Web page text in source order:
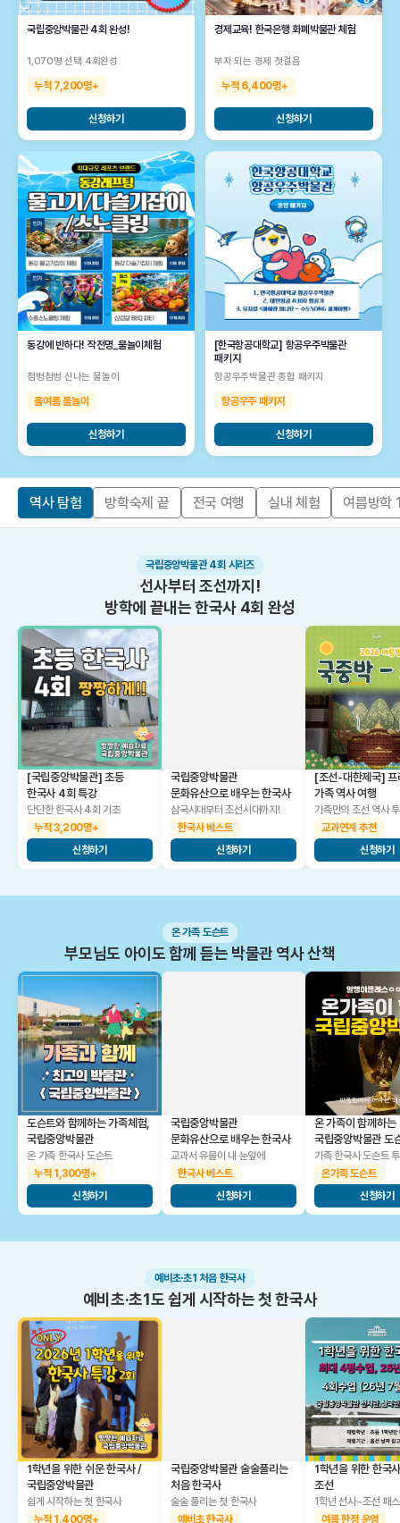
국립중앙박물관 4회 완성!
1,070명 선택 4회완성
누적 7,200명+
신청하기
경제교육! 한국은행 화폐박물관 체험
부자 되는 경제 첫걸음
누적 6,400명+
신청하기
동강에 반하다! 작전명_물놀이체험
첨벙첨벙 신나는 물놀이
올여름 물놀이
신청하기
[한국항공대학교] 항공우주박물관
패키지
항공우주박물관 종합 패키지
항공우주 패키지
신청하기
역사 탐험 방학숙제 끝 전국 여행 실내 체험 여름방학
국립중앙박물관 4회 시리즈
선사부터 조선까지!
방학에 끝내는 한국사 4회 완성
[국립중앙박물관] 초등
한국사 4회 특강
단단한 한국사 4회 기초
누적 3,200명+
신청하기
국립중앙박물관
문화유산으로 배우는 한국사
삼국시대부터 조선시대까지!
한국사 베스트
신청하기
[조선-대한제국] 프
가족 역사 여행
가족만의 조선 역사
교과연계 추천
신청하기
온 가족 도슨트
부모님도 아이도 함께 듣는 박물관 역사 산책
도슨트와 함께하는 가족체험,
국립중앙박물관
온 가족 한국사 도슨트
누적 1,300명+
신청하기
국립중앙박물관
문화유산으로 배우는 한국사
교과서 유물이 내 눈앞에
한국사 베스트
신청하기
온 가족이 함께하는
국립중앙박물관 도
가족 한국사 도슨트
온가족 도슨트
신청하기
예비초·초1 처음 한국사
예비초·초1도 쉽게 시작하는 첫 한국사
1학년을 위한 쉬운 한국사 /
국립중앙박물관
쉽게 시작하는 첫 한국사
누적 1,400명+
국립중앙박물관 술술풀리는
처음 한국사
술술 풀리는 첫 한국사
예비초 한국사
1학년을 위한 한국
조선
1학년 선사~조선 패스
여름 한정 운영